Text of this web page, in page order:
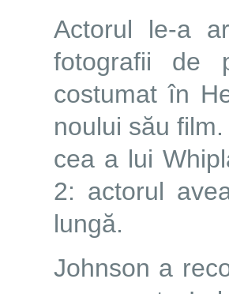
Actorul le-a
fotografii de
costumat în
noului său
cea a lui
2: actorul
lungă.
Johnson a